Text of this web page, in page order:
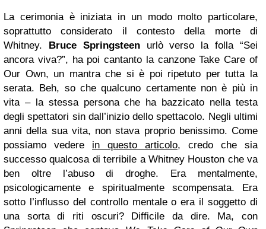
La cerimonia è iniziata in un modo molto particolare,
soprattutto considerato il contesto della morte di
Whitney.
Bruce Springsteenurlò verso la folla “Sei
ancora viva?”, ha poi cantanto la canzone Take Care of
Our Own, un mantra che si è poi ripetuto per tutta la
serata. Beh, so che qualcuno certamente non è più in
vita – la stessa persona che ha bazzicato nella testa
degli spettatori sin dall’inizio dello spettacolo. Negli ultimi
anni della sua vita, non stava proprio benissimo. Come
possiamo vedere in questo articolo, credo che sia
successo qualcosa di terribile a Whitney Houston che va
ben oltre l’abuso di droghe. Era mentalmente,
psicologicamente e spiritualmente scompensata. Era
sotto l’influsso del controllo mentale o era il soggetto di
una sorta di riti oscuri? Difficile da dire. Ma, con